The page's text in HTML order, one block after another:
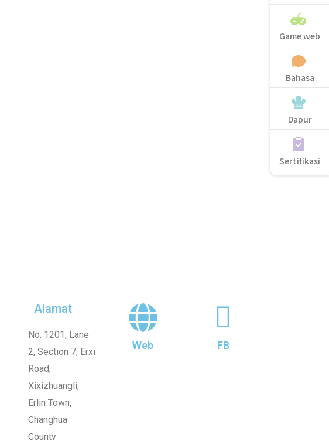
Alamat
No. 1201, Lane
2, Section 7, Erxi
Road,
Xixizhuangli,
Erlin Town,
Changhua
County
Web FB
Game web
Bahasa
Dapur
Sertifikasi